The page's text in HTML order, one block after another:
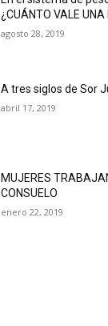
¿CUÁNTO VALE UNA
agosto 28, 2019
A tres siglos de Sor
abril 17, 2019
MUJERES
CONSUELO
enero 22, 2019